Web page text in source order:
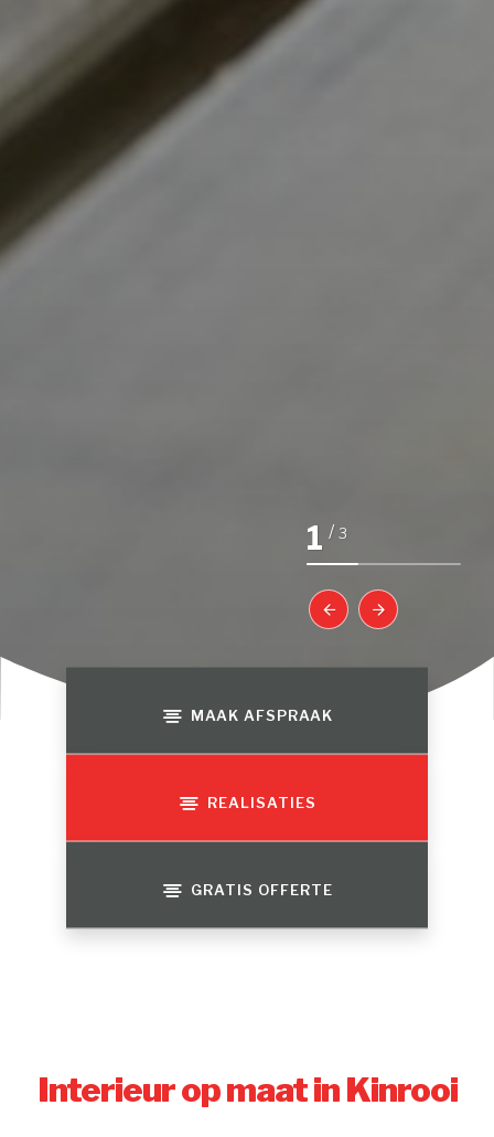
1 / 3
MAAK AFSPRAAK
REALISATIES
GRATIS OFFERTE
Interieur op maat in Kinrooi